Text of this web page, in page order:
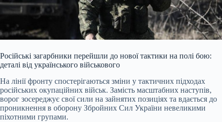
Російські загарбники перейшли до нової тактики на полі бою:
деталі від українського військового
На лінії фронту спостерігаються зміни у тактичних підходах
російських окупаційних військ. Замість масштабних наступів,
ворог зосереджує свої сили на зайнятих позиціях та вдається до
проникнення в оборону Збройних Сил України невеликими
піхотними групами.